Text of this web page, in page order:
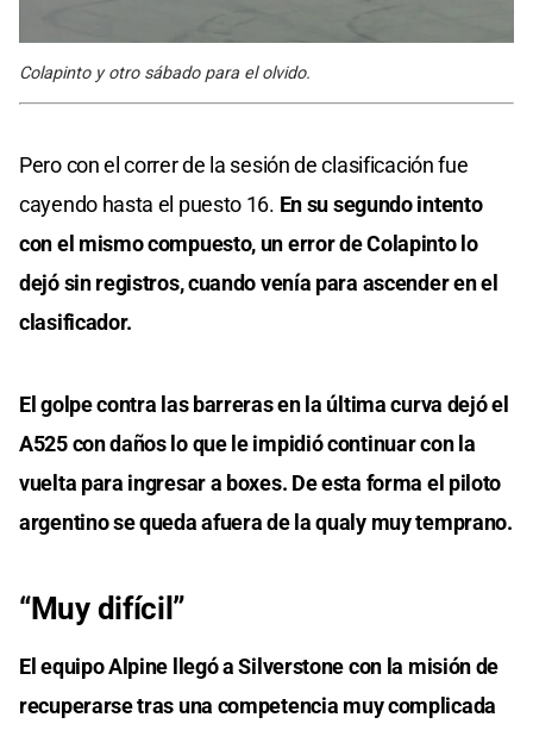
Colapinto y otro sábado para el olvido.
Pero con el correr de la sesión de clasificación fue
cayendo hasta el puesto 16. En su segundo intento
con el mismo compuesto, un error de Colapinto lo
dejó sin registros, cuando venía para ascender en el
clasificador.
El golpe contra las barreras en la última curva dejó el
A525 con daños lo que le impidió continuar con la
vuelta para ingresar a boxes. De esta forma el piloto
argentino se queda afuera de la qualy muy temprano.
“Muy difícil”
El equipo Alpine llegó a Silverstone con la misión de
recuperarse tras una competencia muy complicada